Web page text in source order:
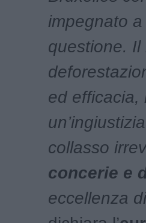
impegnato
questione.
ed efficacia,
collasso
concerie e
eccellenza